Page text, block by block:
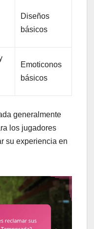
Diseños
básicos
Emoticonos
básicos
generalmente
los jugadores
su experiencia en